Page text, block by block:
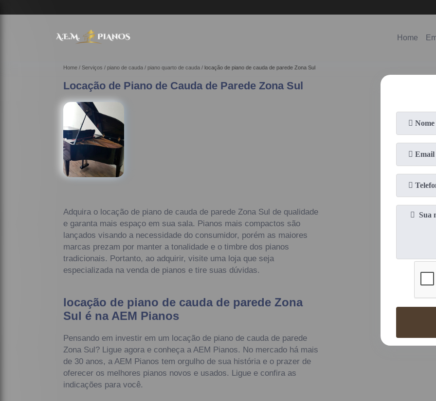
Home
Home Serviços piano de cauda piano quarto de cauda locação de piano de cauda de parede Zona Sul
Locação de Piano de Cauda de Parede Zona Sul
Adquira o locação de piano de cauda de parede Zona Sul de qualidade
e garanta mais espaço em sua sala. Pianos mais compactos são
lançados visando a necessidade do consumidor, porém as maiores
marcas prezam por manter a tonalidade e o timbre dos pianos
tradicionais. Portanto, ao adquirir, visite uma loja que seja
especializada na venda de pianos e tire suas dúvidas.
locação de piano de cauda de parede Zona
Sul é na AEM Pianos
Pensando em investir em um locação de piano de cauda de parede
Zona Sul? Ligue agora e conheça a AEM Pianos. No mercado há mais
de 30 anos, a AEM Pianos tem orgulho de sua história e o prazer de
oferecer os melhores pianos novos e usados. Ligue e confira as
indicações para você.